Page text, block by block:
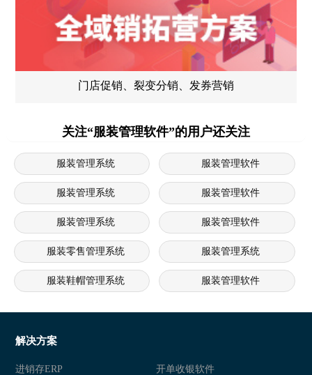
门店促销、裂变分销、发券营销
关注“服装管理软件”的用户还关注
服装管理系统 服装管理软件
服装管理系统 服装管理软件
服装管理系统 服装管理软件
服装零售管理系统 服装管理系统
服装鞋帽管理系统 服装管理软件
服装连锁店管理软件
服装零售管理系统 服装管理软件
解决方案
进销存ERP
开单收银软件